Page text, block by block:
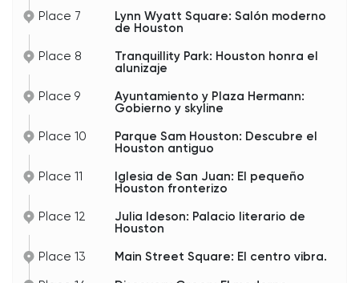
El edificio también ha sobrevivido a huracanes,
inundaciones, auges económicos y cambios
dramáticos en el horizonte de Houston. Mientras
que ahora torres de cristal rodean el centro, el
palacio de justicia sigue siendo un recordatorio
de una era anterior de la ciudad — cuando
comercial con sus asperezas en una importante
metrópolis estadounidense.
Y la verdad, se fotografía súper bien también.
con los rascacielos modernos cercanos. Esa
mezcla de poder tejano antiguo y negocios
centro de Houston su carácter único.
Place 7
Lynn Wyatt Square: Salón moderno
de Houston
Place 8
Tranquillity Park: Houston honra el
alunizaje
Place 9
Ayuntamiento y Plaza Hermann:
Gobierno y skyline
Place 10
Parque Sam Houston: Descubre el
Houston antiguo
Place 11
Iglesia de San Juan: El pequeño
Houston fronterizo
Place 12
Julia Ideson: Palacio literario de
Houston
Place 13
Main Street Square: El centro vibra.